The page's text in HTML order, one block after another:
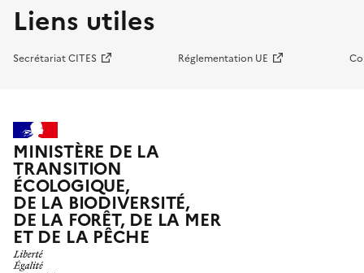
Liens utiles
Secrétariat CITES Réglementation UE
MINISTÈRE DE LA
TRANSITION
ÉCOLOGIQUE,
DE LA BIODIVERSITÉ,
DE LA FORÊT, DE LA MER
ET DE LA PÊCHE